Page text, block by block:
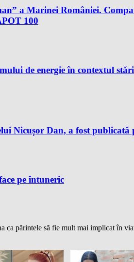
a Marinei României.
100
de energie în contextul
Nicușor Dan, a fost publicată
pe întuneric
ca părintele să fie mult mai implicat în